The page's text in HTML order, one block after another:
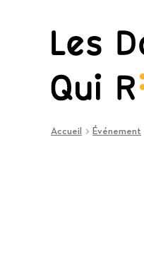
navigation
contenu
Accueil Événement